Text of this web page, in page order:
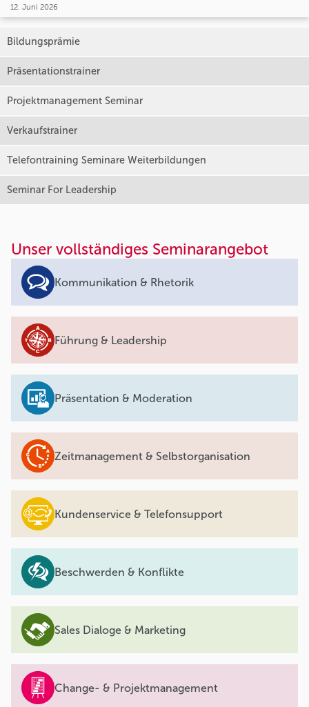
12. Juni 2026
Bildungsprämie
Präsentationstrainer
Projektmanagement Seminar
Verkaufstrainer
Telefontraining Seminare Weiterbildungen
Seminar For Leadership
Unser vollständiges Seminarangebot
Kommunikation & Rhetorik
Führung & Leadership
Präsentation & Moderation
Zeitmanagement & Selbstorganisation
Kundenservice & Telefonsupport
Beschwerden & Konflikte
Sales Dialoge & Marketing
Change- & Projektmanagement